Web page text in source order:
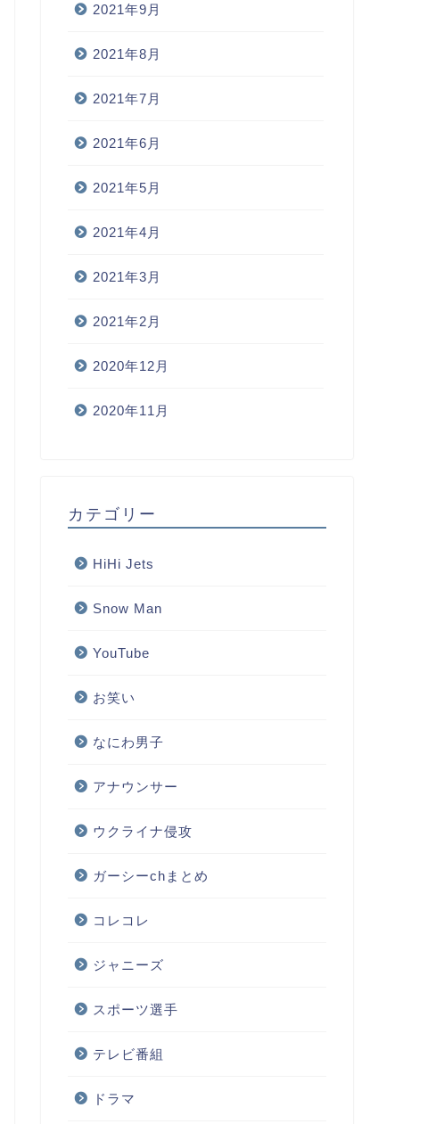
2021年9月
2021年8月
2021年7月
2021年6月
2021年5月
2021年4月
2021年3月
2021年2月
2020年12月
2020年11月
カテゴリー
HiHi Jets
Snow Man
YouTube
お笑い
なにわ男子
アナウンサー
ウクライナ侵攻
ガーシーchまとめ
コレコレ
ジャニーズ
スポーツ選手
テレビ番組
ドラマ